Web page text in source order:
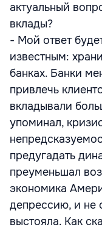
актуальный
вклады?
- Мой ответ
известным:
банках. Банки
привлечь
вкладывали
упоминал,
предугадать
преуменьшал
экономика
депрессию, и не
выстояла. Как